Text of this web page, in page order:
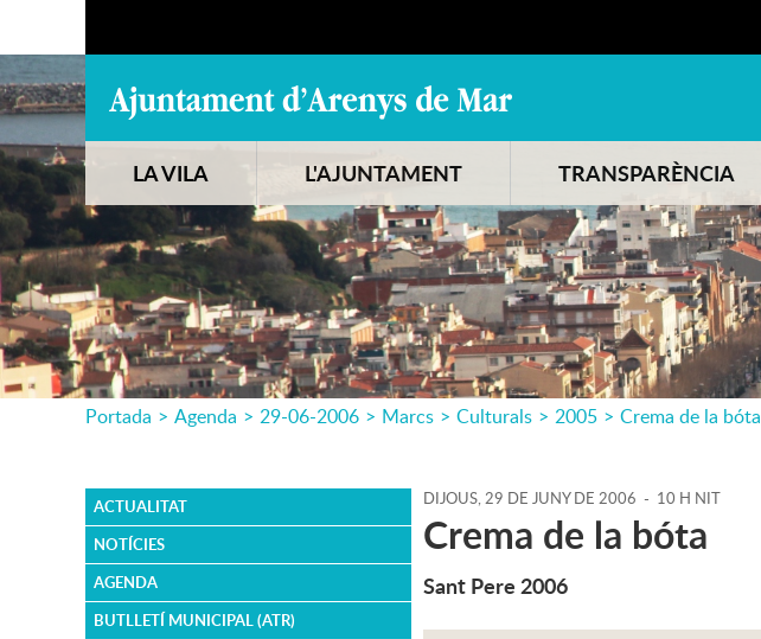
LA VILA L'AJUNTAMENT TRANSPARÈNCIA
Portada > Agenda > 29-06-2006 > Marcs > Culturals > 2005 > Crema de la bóta
ACTUALITAT
NOTÍCIES
AGENDA
BUTLLETÍ MUNICIPAL (ATR)
DIJOUS,29 DE JUNY DE 2006 - 10 H NIT
Crema de la bóta
Sant Pere 2006